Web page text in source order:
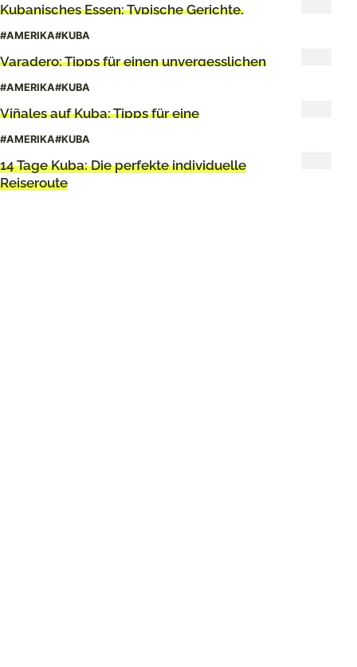
Kubanisches Essen: Typische Gerichte,
#AMERIKA#KUBA
Varadero: Tipps für einen unvergesslichen
#AMERIKA#KUBA
Viñales auf Kuba: Tipps für eine
#AMERIKA#KUBA
14 Tage Kuba: Die perfekte individuelle
Reiseroute